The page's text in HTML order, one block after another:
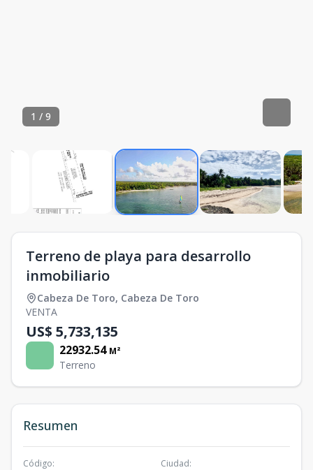
1 / 9
Terreno de playa para desarrollo
inmobiliario
Cabeza De Toro, Cabeza De Toro
VENTA
US$ 5,733,135
22932.54 M²
Terreno
Resumen
Código: Ciudad: